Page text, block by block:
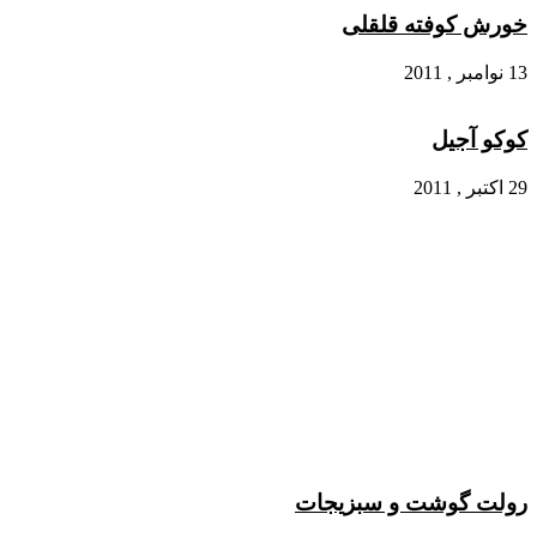
خورش کوفته قلقلی
13 نوامبر , 2011
کوکو آجیل
29 اکتبر , 2011
رولت گوشت و سبزیجات